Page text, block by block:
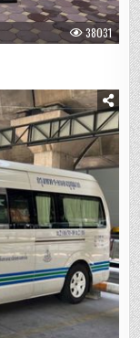
38031